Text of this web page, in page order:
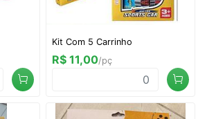
Kit Com 5 Carrinho
R$ 11,00/pç